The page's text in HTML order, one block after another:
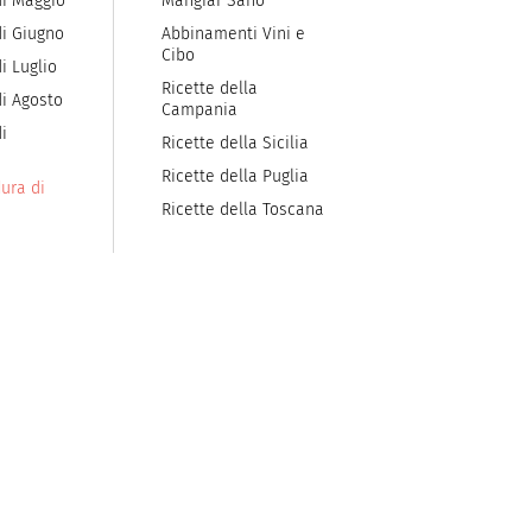
Giugno
Luglio
Agosto
di
Abbinamenti Vini e
Cibo
Ricette della
Campania
Ricette della Sicilia
Ricette della Puglia
Ricette della Toscana